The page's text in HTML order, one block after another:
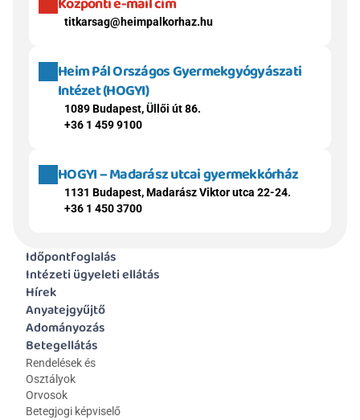
titkarsag@heimpalkorhaz.hu
Heim Pál Országos Gyermekgyógyászati
Intézet (HOGYI)
1089 Budapest, Üllői út 86.
+36 1 459 9100
HOGYI – Madarász utcai gyermekkórház
1131 Budapest, Madarász Viktor utca 22-24.
+36 1 450 3700
Időpontfoglalás
Intézeti ügyeleti ellátás
Hírek
Anyatejgyűjtő
Adományozás
Betegellátás
Rendelések és
Osztályok
Orvosok
Betegjogi képviselő